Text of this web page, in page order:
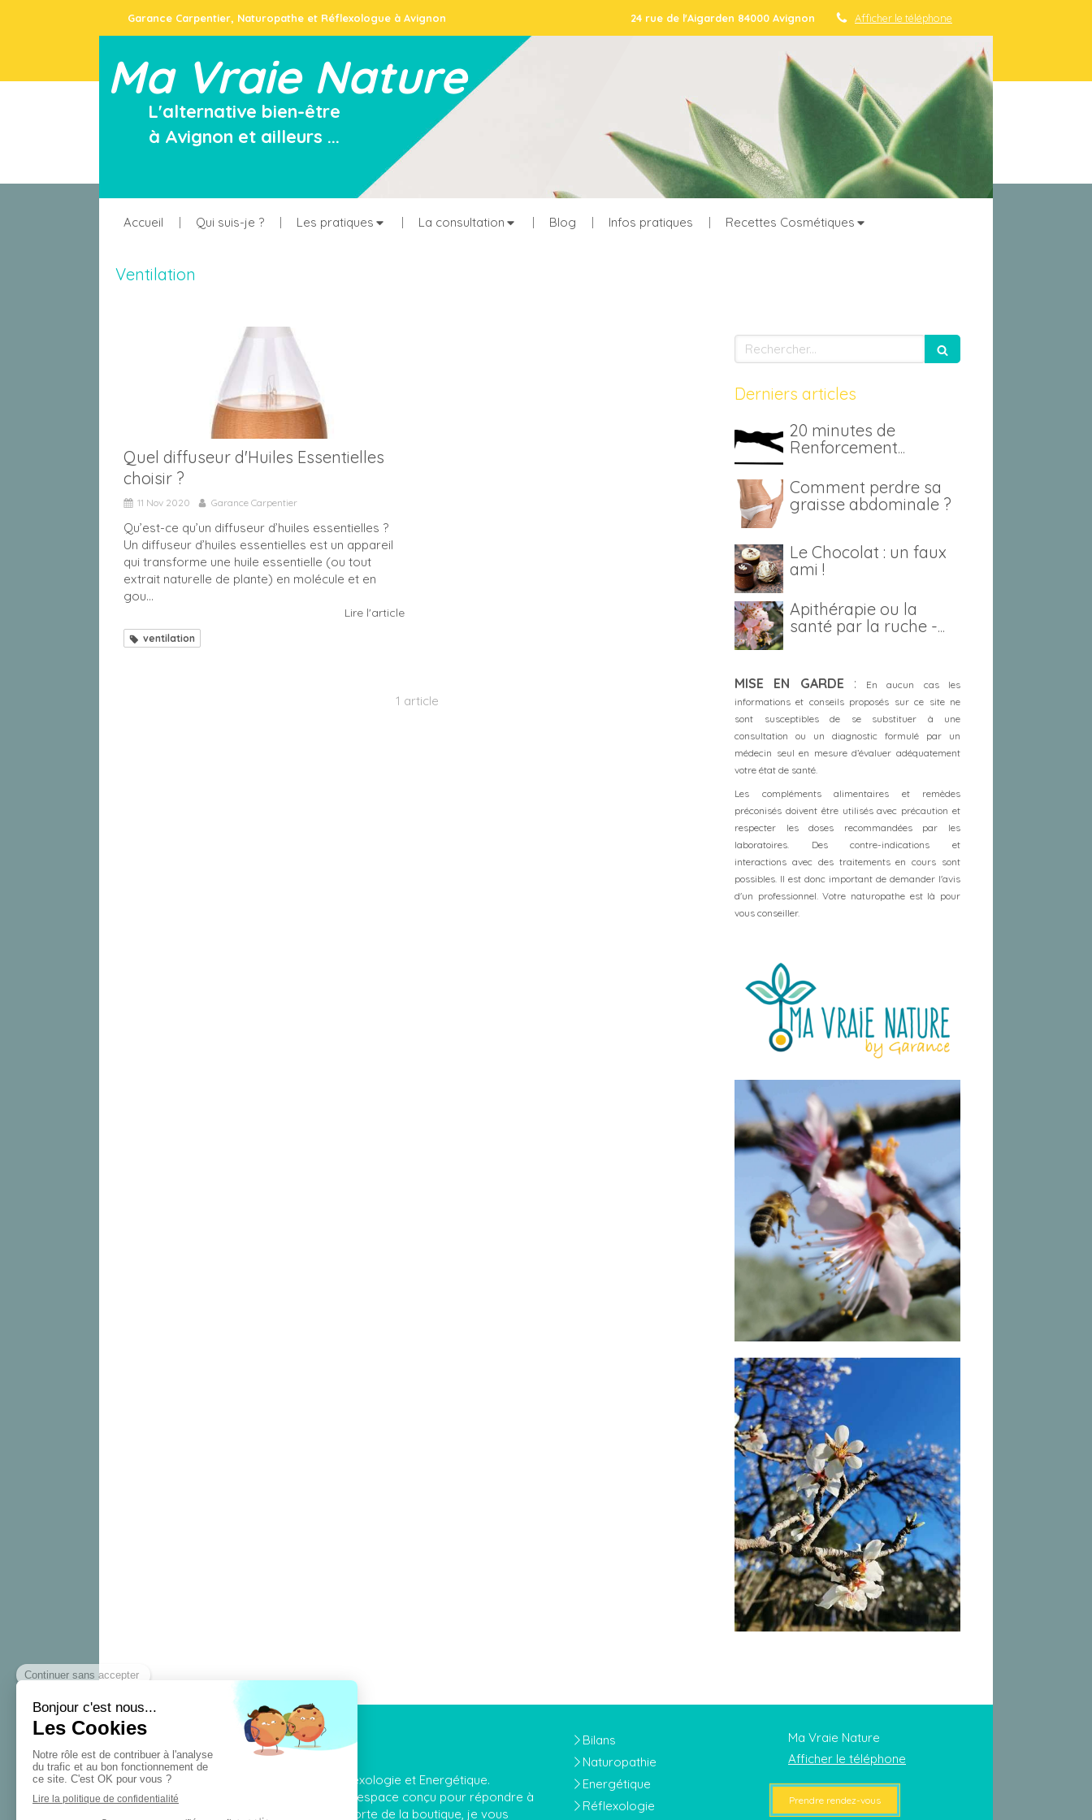
Garance Carpentier, Naturopathe et Réflexologue à Avignon Afficher le téléphone
24 rue de l'Aigarden 84000 Avignon
Ma Vraie Nature
L'alternative bien-être
à Avignon et ailleurs ...
Accueil Qui suis-je ? Les pratiques La consultation Blog Infos pratiques Recettes Cosmétiques
Ventilation
Quel diffuseur d'Huiles Essentielles
choisir ?
11 Nov 2020 Garance Carpentier
Qu’est-ce qu’un diffuseur d’huiles essentielles ?
Un diffuseur d’huiles essentielles est un appareil
qui transforme une huile essentielle (ou tout
extrait naturelle de plante) en molécule et en
gou...
Lire l'article
ventilation
1 article
Rechercher
Derniers articles
20 minutes de
Renforcement
Quels bénéfices
santé?
Comment perdre sa
graisse abdominale ?
Le Chocolat : un faux
ami !
Apithérapie ou la
santé par la ruche -
MISE EN GARDE :
En aucun cas les
informations et conseils proposés sur ce site ne
sont susceptibles de se substituer à une
consultation ou un diagnostic formulé par un
médecin seul en mesure d’évaluer adéquatement
votre état de santé.
Les compléments alimentaires et remèdes
préconisés doivent être utilisés avec précaution et
respecter les doses recommandées par les
laboratoires. Des contre-indications et
interactions avec des traitements en cours sont
possibles. Il est donc important de demander l'avis
d'un professionnel. Votre naturopathe est là pour
vous conseiller.
Ma vraie Nature
Je suis spécialisée en Naturopathie, Réflexologie et Energétique.
Je reçois à Avignon Intra-muros dans un espace conçu pour répondre à
tous vos besoins bien-être. Poussez la porte de la boutique, je vous
Bilans
Naturopathie
Energétique
Réflexologie
Ma Vraie Nature
Afficher le téléphone
Prendre rendez-vous